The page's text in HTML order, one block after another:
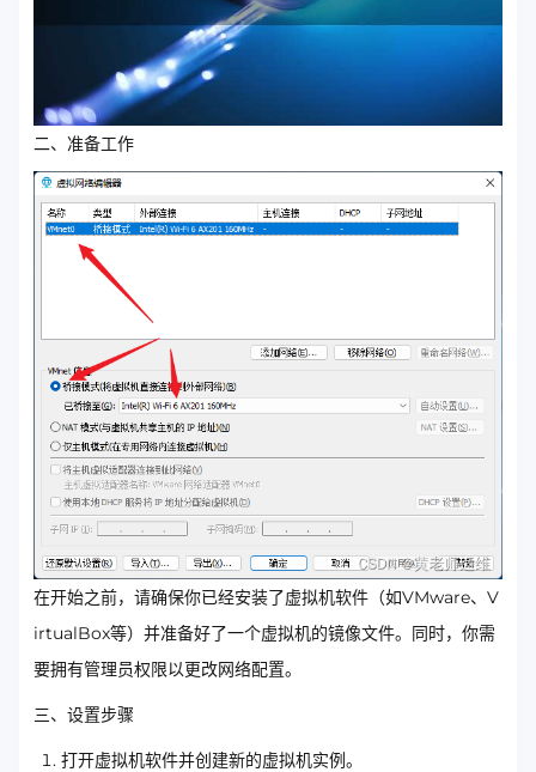
二、准备工作
在开始之前，请确保你已经安装了虚拟机软件（如VMware、V
irtualBox等）并准备好了一个虚拟机的镜像文件。同时，你需
要拥有管理员权限以更改网络配置。
三、设置步骤
打开虚拟机软件并创建新的虚拟机实例。